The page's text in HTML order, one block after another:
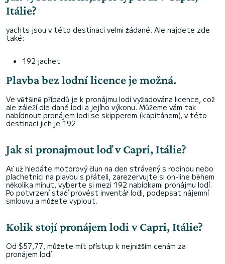
Itálie?
yachts jsou v této destinaci velmi žádané. Ale najdete zde
také:
192 jachet
Plavba bez lodní licence je možná.
Ve většině případů je k pronájmu lodi vyžadována licence, což
ale záleží dle dané lodi a jejího výkonu. Můžeme vám tak
nabídnout pronájem lodi se skipperem (kapitánem), v této
destinaci jich je 192.
Jak si pronajmout loď v Capri, Itálie?
Ať už hledáte motorový člun na den strávený s rodinou nebo
plachetnici na plavbu s přáteli, zarezervujte si on-line během
několika minut, vyberte si mezi 192 nabídkami pronájmu lodí.
Po potvrzení stačí provést inventář lodi, podepsat nájemní
smlouvu a můžete vyplout.
Kolik stojí pronájem lodi v Capri, Itálie?
Od $57,77, můžete mít přístup k nejnižším cenám za
pronájem lodí.